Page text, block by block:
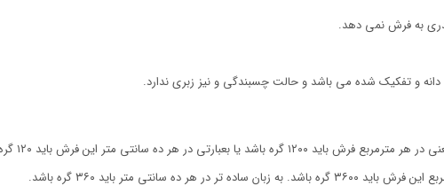
به فرش نمی دهد.
و تفکیک شده می باشد و حالت چسبندگی و نیز زبری ندارد.